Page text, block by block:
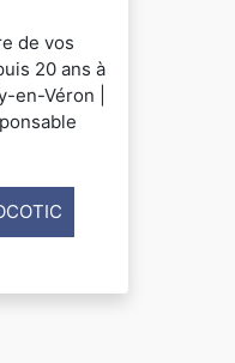
de vos
20 ans à
en-Véron |